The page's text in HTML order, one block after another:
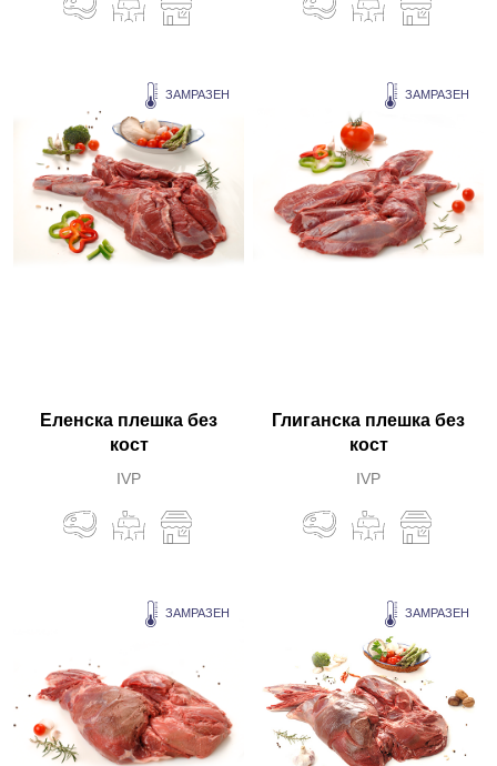
ЗАМРАЗЕН
Еленска плешка без
кост
IVP
ЗАМРАЗЕН
Глиганска плешка без
кост
IVP
ЗАМРАЗЕН ЗАМРАЗЕН